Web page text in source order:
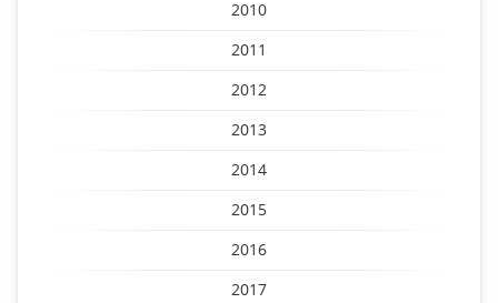
2010
2011
2012
2013
2014
2015
2016
2017